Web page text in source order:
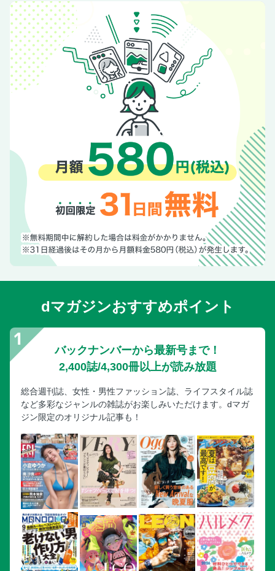
dマガジンおすすめポイント
バックナンバーから最新号まで！
2,400誌/4,300冊以上が読み放題
総合週刊誌、女性・男性ファッション誌、ライフスタイル誌
など多彩なジャンルの雑誌がお楽しみいただけます。dマガ
ジン限定のオリジナル記事も！